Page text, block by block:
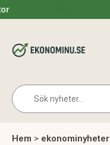
for:
Hem > ekonominyheter